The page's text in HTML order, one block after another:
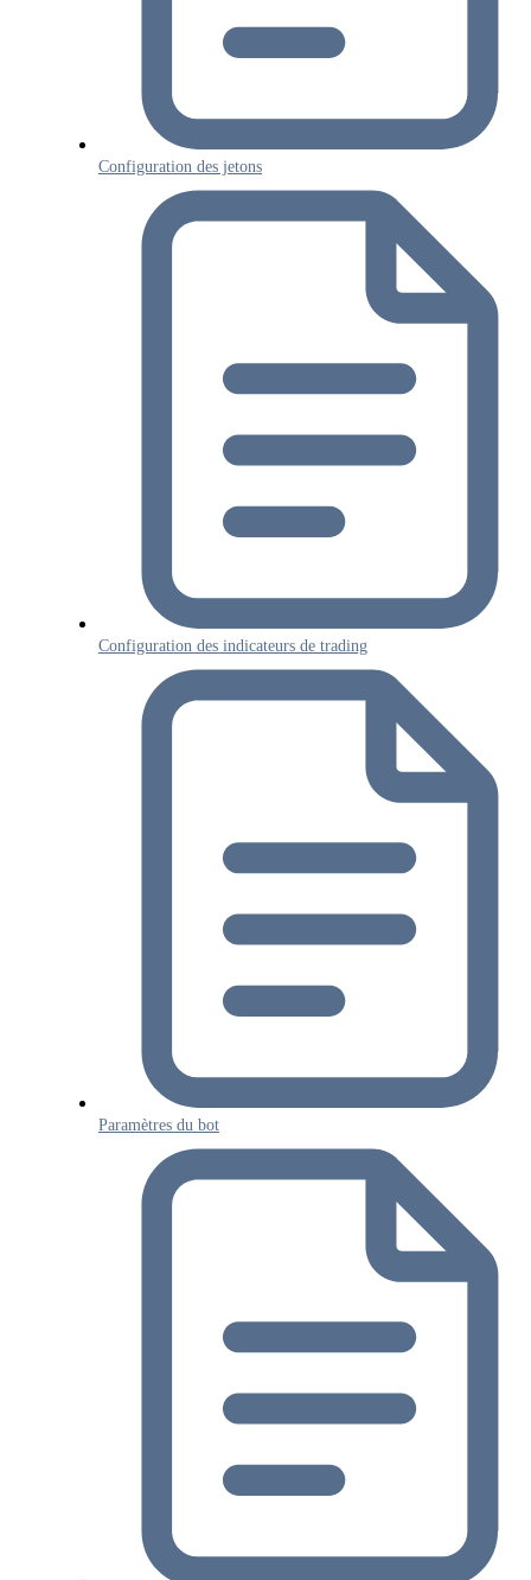
Configuration des jetons
Configuration des indicateurs de trading
Paramètres du bot